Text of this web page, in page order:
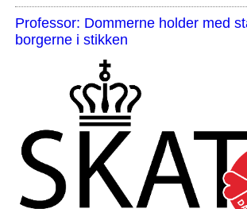
Professor: Dommerne holder med
borgerne i stikken